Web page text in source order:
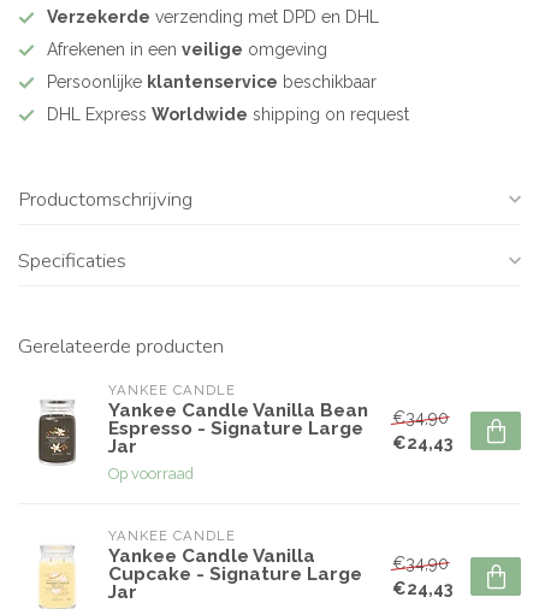
Verzekerde verzending met DPD en DHL
Afrekenen in een veilige omgeving
Persoonlijke klantenservice beschikbaar
DHL Express Worldwide shipping on request
Productomschrijving
Specificaties
Gerelateerde producten
YANKEE CANDLE
Yankee Candle Vanilla Bean
Espresso - Signature Large
Jar
Op voorraad
€34,90
€24,43
YANKEE CANDLE
Yankee Candle Vanilla
Cupcake - Signature Large
Jar
€34,90
€24,43